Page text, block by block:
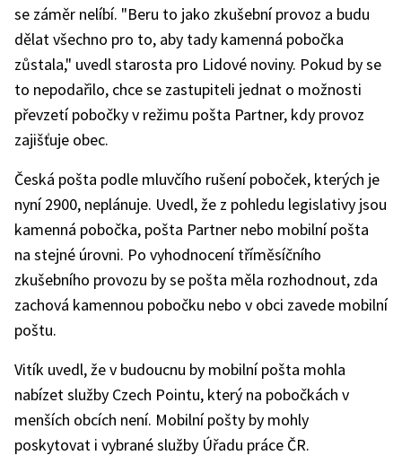
se záměr nelíbí. "Beru to jako zkušební provoz a budu
dělat všechno pro to, aby tady kamenná pobočka
zůstala," uvedl starosta pro Lidové noviny. Pokud by se
to nepodařilo, chce se zastupiteli jednat o možnosti
převzetí pobočky v režimu pošta Partner, kdy provoz
zajišťuje obec.
Česká pošta podle mluvčího rušení poboček, kterých je
nyní 2900, neplánuje. Uvedl, že z pohledu legislativy jsou
kamenná pobočka, pošta Partner nebo mobilní pošta
na stejné úrovni. Po vyhodnocení tříměsíčního
zkušebního provozu by se pošta měla rozhodnout, zda
zachová kamennou pobočku nebo v obci zavede mobilní
poštu.
Vitík uvedl, že v budoucnu by mobilní pošta mohla
nabízet služby Czech Pointu, který na pobočkách v
menších obcích není. Mobilní pošty by mohly
poskytovat i vybrané služby Úřadu práce ČR.